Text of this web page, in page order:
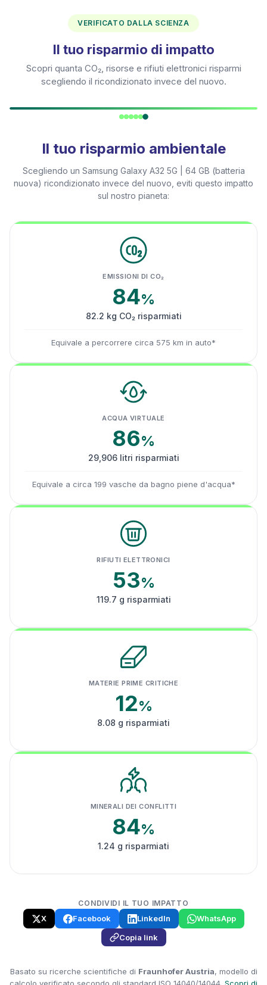
VERIFICATO DALLA SCIENZA
Il tuo risparmio di impatto
Scopri quanta CO₂, risorse e rifiuti elettronici risparmi
scegliendo il ricondizionato invece del nuovo.
Il tuo risparmio ambientale
Scegliendo un Samsung Galaxy A32 5G | 64 GB (batteria
nuova) ricondizionato invece del nuovo, eviti questo impatto
sul nostro pianeta:
EMISSIONI DI CO₂
84%
82.2 kg CO₂ risparmiati
Equivale a percorrere circa 575 km in auto*
ACQUA VIRTUALE
86%
29,906 litri risparmiati
Equivale a circa 199 vasche da bagno piene d'acqua*
RIFIUTI ELETTRONICI
53%
119.7 g risparmiati
MATERIE PRIME CRITICHE
12%
8.08 g risparmiati
MINERALI DEI CONFLITTI
84%
1.24 g risparmiati
CONDIVIDI IL TUO IMPATTO
X Facebook LinkedIn
WhatsApp
Copia link
Basato su ricerche scientifiche di Fraunhofer Austria, modello di